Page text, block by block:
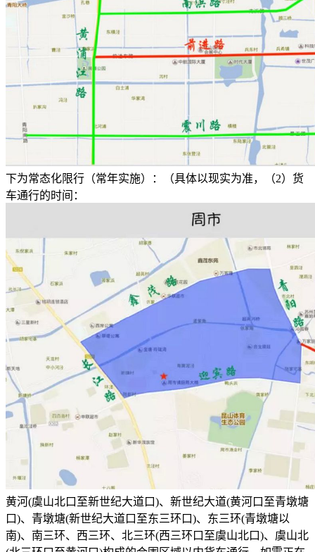
下为常态化限行（常年实施）：（具体以现实为准，（2）货
车通行的时间：
黄河(虞山北口至新世纪大道口)、新世纪大道(黄河口至青墩塘
口)、青墩塘(新世纪大道口至东三环口)、东三环(青墩塘以
南)、南三环、西三环、北三环(西三环口至虞山北口)、虞山北